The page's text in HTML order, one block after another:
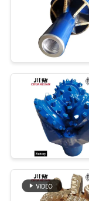
GIRO
DELLA
FABBRICA
DI
QUALITÀ
Steel